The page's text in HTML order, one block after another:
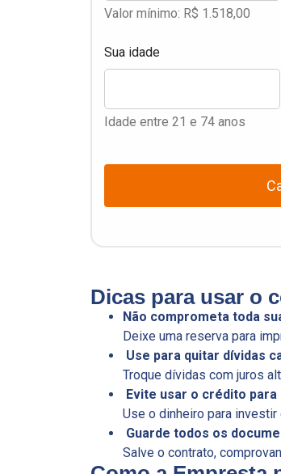
Valor mínimo: R$ 1.518,00
Sua idade
Idade entre 21 e 74 anos
Dicas para usar o
Não comprometa toda
Deixe uma reserva para
Use para quitar dívidas
Troque dívidas com juros
Evite usar o crédito
Use o dinheiro para
Guarde todos os
Salve o contrato,